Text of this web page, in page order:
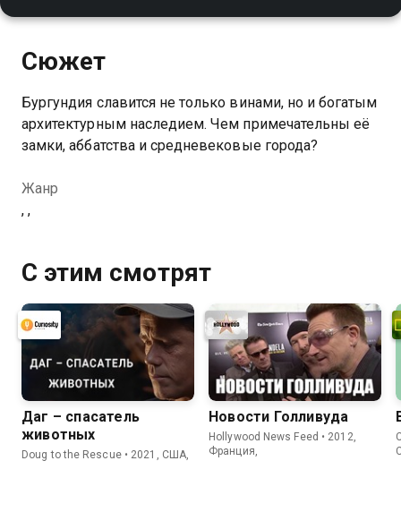
Сюжет
Бургундия славится не только винами, но и богатым
архитектурным наследием. Чем примечательны её
замки, аббатства и средневековые города?
Жанр
, ,
С этим смотрят
Даг – спасатель
животных
Doug to the Rescue • 2021, США,
Новости Голливуда
Hollywood News Feed • 2012,
Франция,